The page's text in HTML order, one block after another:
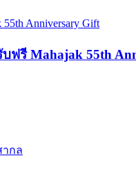
ฟรี Mahajak 55th